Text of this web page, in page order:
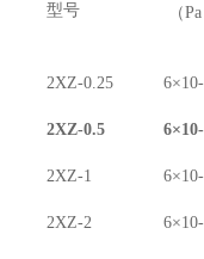
型号
（Pa
2XZ-0.25
2XZ-0.5
2XZ-1
2XZ-2